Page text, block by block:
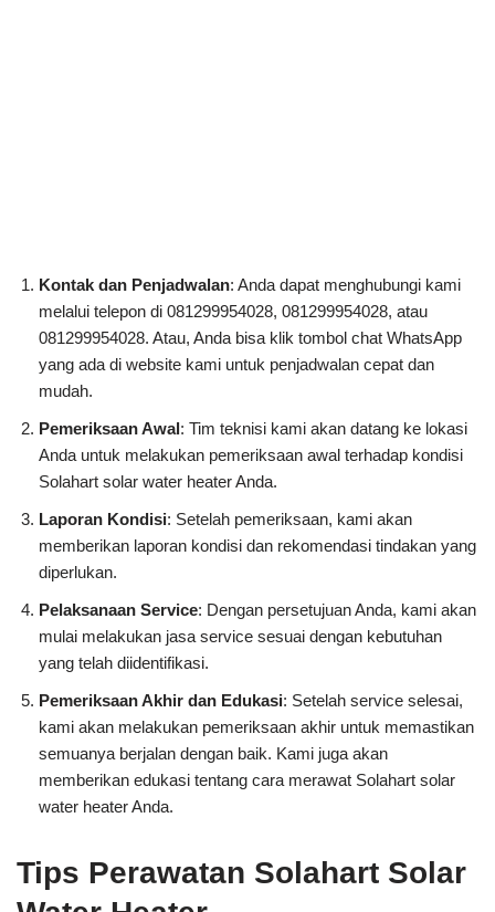
Kontak dan Penjadwalan: Anda dapat menghubungi kami
melalui telepon di 081299954028, 081299954028, atau
081299954028. Atau, Anda bisa klik tombol chat WhatsApp
yang ada di website kami untuk penjadwalan cepat dan
mudah.
Pemeriksaan Awal: Tim teknisi kami akan datang ke lokasi
Anda untuk melakukan pemeriksaan awal terhadap kondisi
Solahart solar water heater Anda.
Laporan Kondisi: Setelah pemeriksaan, kami akan
memberikan laporan kondisi dan rekomendasi tindakan yang
diperlukan.
Pelaksanaan Service: Dengan persetujuan Anda, kami akan
mulai melakukan jasa service sesuai dengan kebutuhan
yang telah diidentifikasi.
Pemeriksaan Akhir dan Edukasi: Setelah service selesai,
kami akan melakukan pemeriksaan akhir untuk memastikan
semuanya berjalan dengan baik. Kami juga akan
memberikan edukasi tentang cara merawat Solahart solar
water heater Anda.
Tips Perawatan Solahart Solar